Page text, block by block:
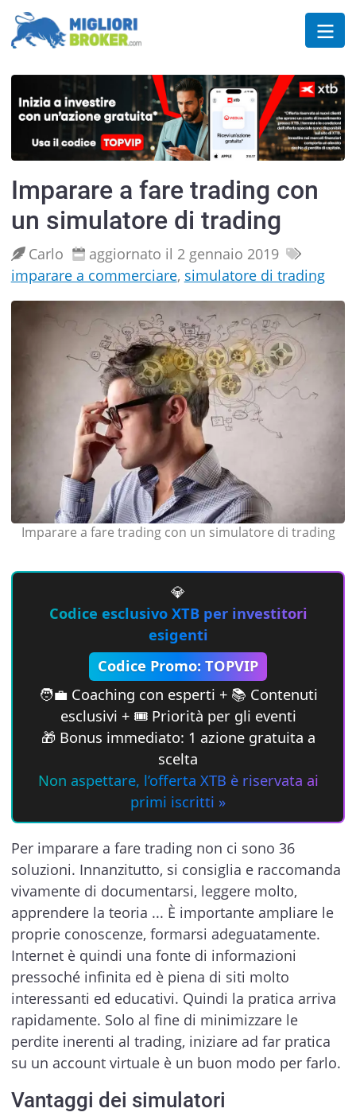
Imparare a fare trading con
un simulatore di trading
Carlo
aggiornato il 2 gennaio 2019
imparare a commerciare, simulatore di trading
Imparare a fare trading con un simulatore di trading
💎
Codice esclusivo XTB per investitori
esigenti
Codice Promo: TOPVIP
🧑‍💼 Coaching con esperti + 📚 Contenuti
esclusivi + 🎟 Priorità per gli eventi
🎁 Bonus immediato: 1 azione gratuita a
scelta
Non aspettare, l’offerta XTB è riservata ai
primi iscritti »
Per imparare a fare trading non ci sono 36
soluzioni. Innanzitutto, si consiglia e raccomanda
vivamente di documentarsi, leggere molto,
apprendere la teoria ... È importante ampliare le
proprie conoscenze, formarsi adeguatamente.
Internet è quindi una fonte di informazioni
pressoché infinita ed è piena di siti molto
interessanti ed educativi. Quindi la pratica arriva
rapidamente. Solo al fine di minimizzare le
perdite inerenti al trading, iniziare ad far pratica
su un account virtuale è un buon modo per farlo.
Vantaggi dei simulatori